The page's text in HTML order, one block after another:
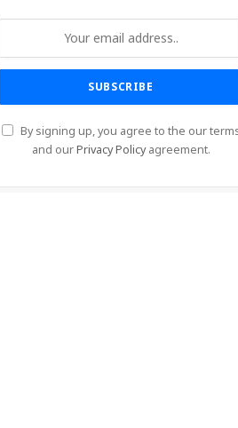
By signing up, you agree to the our
and ourPrivacy Policyagreement.